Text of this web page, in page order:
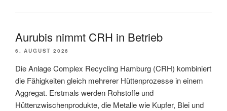
Aurubis nimmt CRH in Betrieb
6. AUGUST 2026
Die Anlage Complex Recycling Hamburg (CRH) kombiniert
die Fähigkeiten gleich mehrerer Hüttenprozesse in einem
Aggregat. Erstmals werden Rohstoffe und
Hüttenzwischenprodukte, die Metalle wie Kupfer, Blei und